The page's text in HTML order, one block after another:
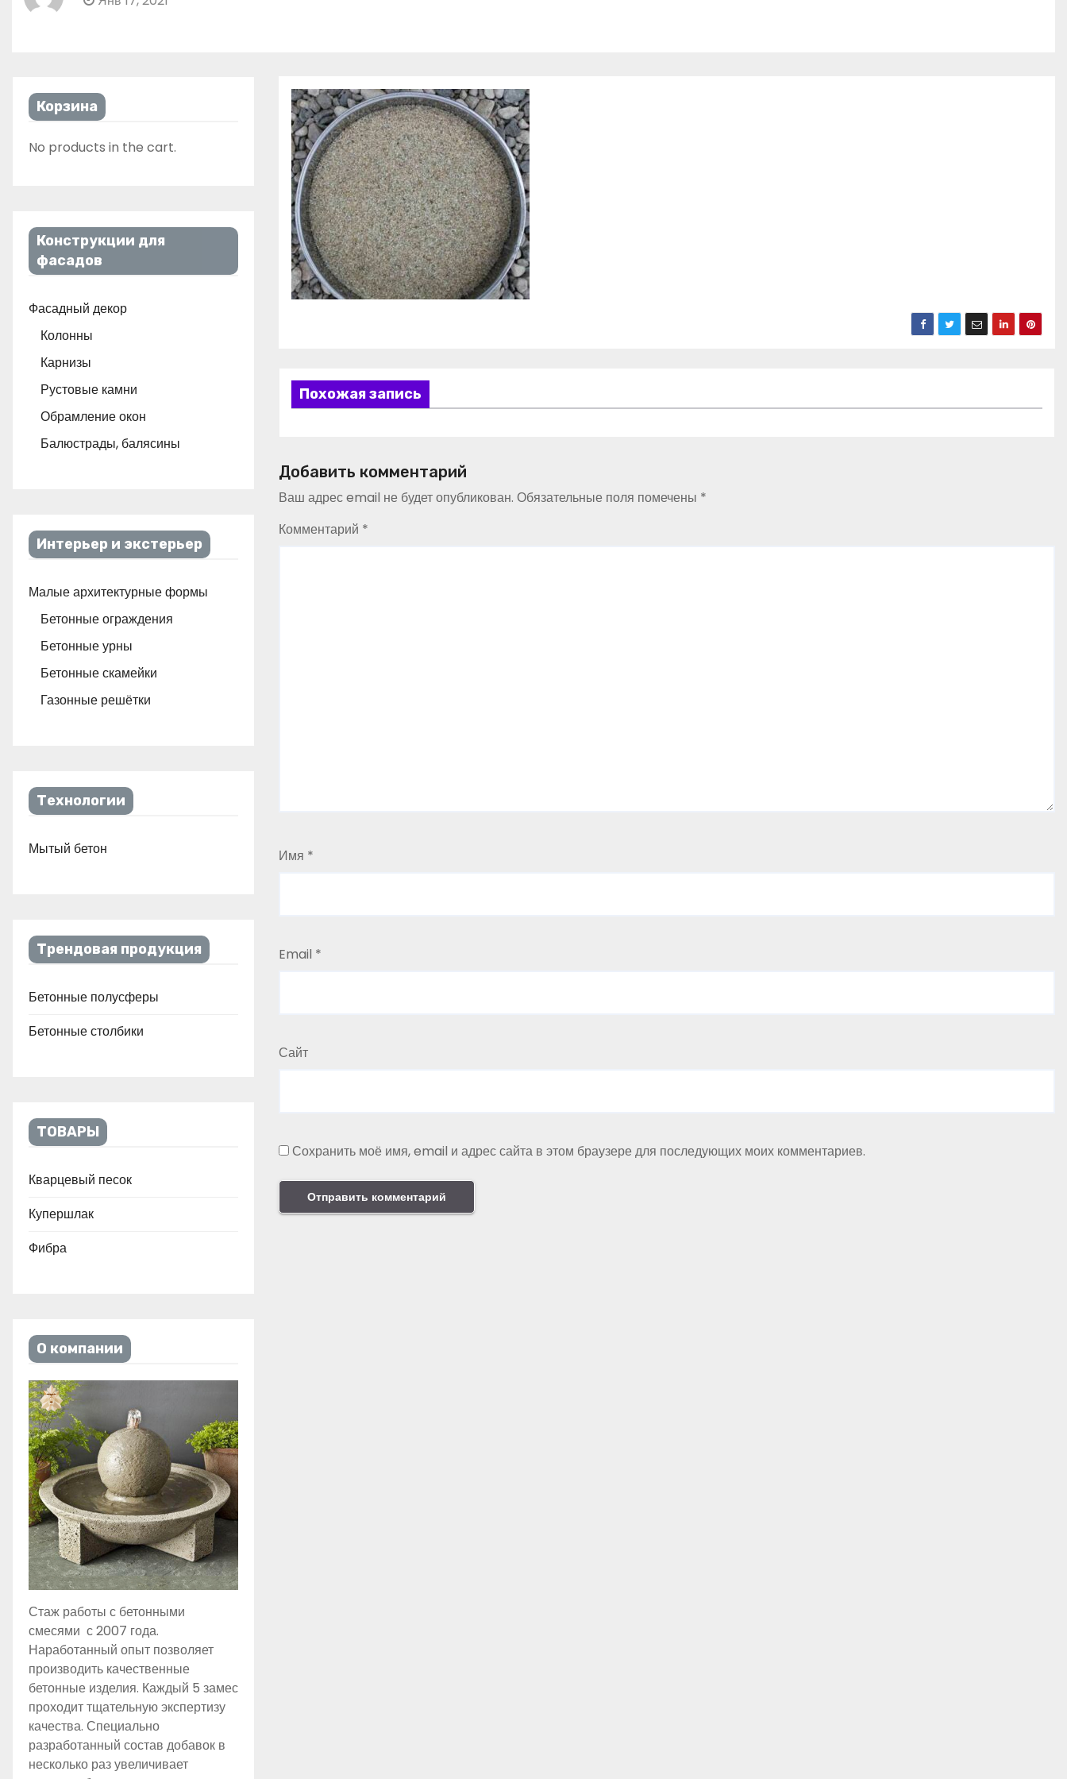
Корзина
No products in the cart.
Конструкции для
фасадов
Фасадный декор
Колонны
Карнизы
Рустовые камни
Обрамление окон
Балюстрады, балясины
Интерьер и экстерьер
Малые архитектурные формы
Бетонные ограждения
Бетонные урны
Бетонные скамейки
Газонные решётки
Технологии
Мытый бетон
Трендовая продукция
Бетонные полусферы
Бетонные столбики
ТОВАРЫ
Кварцевый песок
Купершлак
Фибра
О компании
Стаж работы с бетонными
смесями с 2007 года.
Наработанный опыт позволяет
производить качественные
бетонные изделия. Каждый 5 замес
проходит тщательную экспертизу
качества. Специально
разработанный состав добавок в
несколько раз увеличивает
Похожая запись
Добавить комментарий
Ваш адрес email не будет опубликован. Обязательные поля помечены *
Комментарий *
Имя *
Email *
Сайт
Сохранить моё имя, email и адрес сайта в этом браузере для последующих моих комментариев.